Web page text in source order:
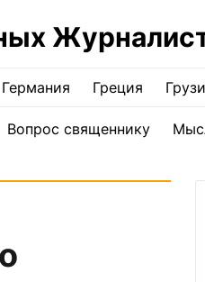
Германия Греция
Вопрос священнику